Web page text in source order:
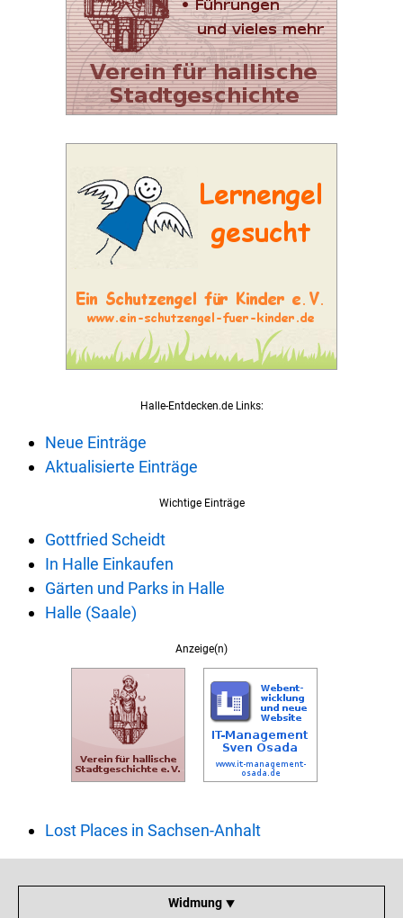
Halle-Entdecken.de Links:
Neue Einträge
Aktualisierte Einträge
Wichtige Einträge
Gottfried Scheidt
In Halle Einkaufen
Gärten und Parks in Halle
Halle (Saale)
Anzeige(n)
Lost Places in Sachsen-Anhalt
Widmung ⯆